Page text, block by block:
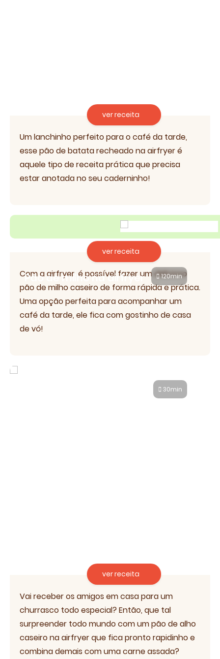
ver receita
Um lanchinho perfeito para o café da tarde,
esse pão de batata recheado na airfryer é
aquele tipo de receita prática que precisa
estar anotada no seu caderninho!
Pão de milho na airfryer 120min
ver receita
Com a airfryer, é possível fazer um delicioso
pão de milho caseiro de forma rápida e prática.
Uma opção perfeita para acompanhar um
café da tarde, ele fica com gostinho de casa
de vó!
Pão de alho caseiro na airfryer
30min
ver receita
Vai receber os amigos em casa para um
churrasco todo especial? Então, que tal
surpreender todo mundo com um pão de alho
caseiro na airfryer que fica pronto rapidinho e
combina demais com uma carne assada?